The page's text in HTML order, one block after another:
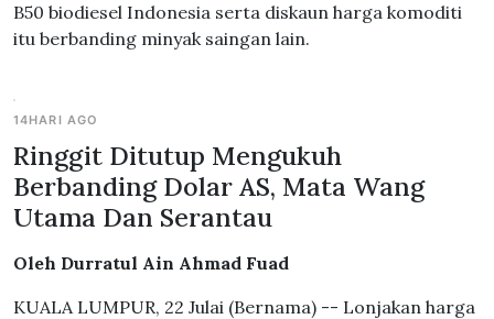
B50 biodiesel Indonesia serta diskaun harga komoditi
itu berbanding minyak saingan lain.
14HARI AGO
Ringgit Ditutup Mengukuh
Berbanding Dolar AS, Mata Wang
Utama Dan Serantau
Oleh Durratul Ain Ahmad Fuad
KUALA LUMPUR, 22 Julai (Bernama) -- Lonjakan harga